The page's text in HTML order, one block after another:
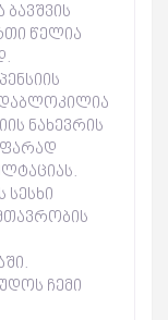
წელია
დაბლოკილია
ნახევრის
ჩემი